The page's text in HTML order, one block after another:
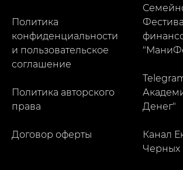
Политика
конфиденциальности
и пользовательское
соглашение
Политика авторского
права
Договор оферты
Денег"
Канал